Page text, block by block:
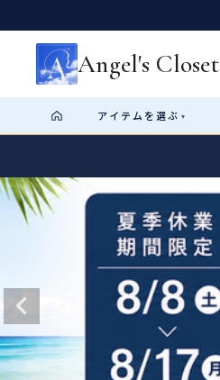
Angel's Closet
アイテム を選ぶ ▾
レンタル
女の子ドレス
Start はじめに
ショップガイド（総合案内）
レンタル・販売の入口
サイズの選び方
測り方と目安
Angel's Closetについて